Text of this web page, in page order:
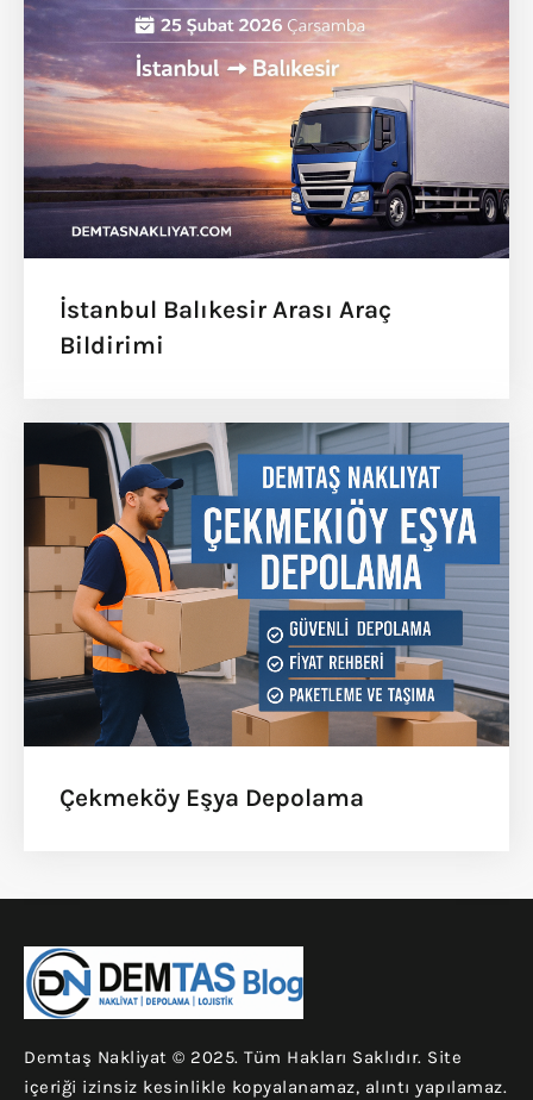
İstanbul Balıkesir Arası Araç
Bildirimi
Çekmeköy Eşya Depolama
Demtaş Nakliyat © 2025. Tüm Hakları Saklıdır. Site
içeriği izinsiz kesinlikle kopyalanamaz, alıntı yapılamaz.